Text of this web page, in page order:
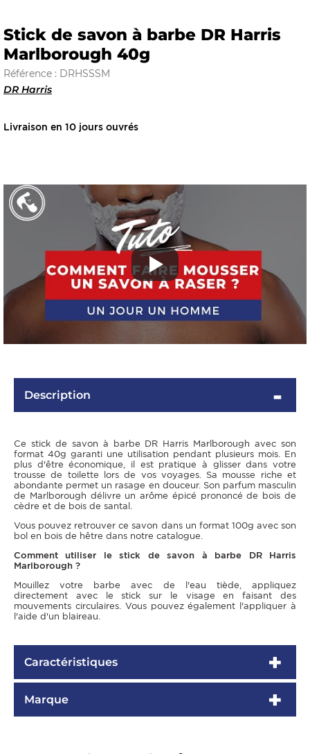
Stick de savon à barbe DR Harris
Marlborough 40g
Référence : DRHSSSM
DR Harris
Livraison en 10 jours ouvrés
Description
Ce stick de savon à barbe DR Harris Marlborough avec son
format 40g garanti une utilisation pendant plusieurs mois. En
plus d'être économique, il est pratique à glisser dans votre
trousse de toilette lors de vos voyages. Sa mousse riche et
abondante permet un rasage en douceur. Son parfum masculin
de Marlborough délivre un arôme épicé prononcé de bois de
cèdre et de bois de santal.
Vous pouvez retrouver ce savon dans un format 100g avec son
bol en bois de hêtre dans notre catalogue.
Comment utiliser le stick de savon à barbe DR Harris
Marlborough ?
Mouillez votre barbe avec de l'eau tiède, appliquez
directement avec le stick sur le visage en faisant des
mouvements circulaires. Vous pouvez également l'appliquer à
l'aide d'un blaireau.
Caractéristiques
Marque